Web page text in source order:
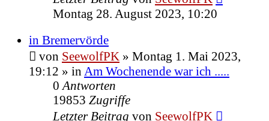
Montag 28. August 2023, 10:20
in Bremervörde
von SeewolfPK » Montag 1. Mai 2023,
19:12 » in Am Wochenende war ich .....
0 Antworten
19853 Zugriffe
Letzter Beitrag von SeewolfPK